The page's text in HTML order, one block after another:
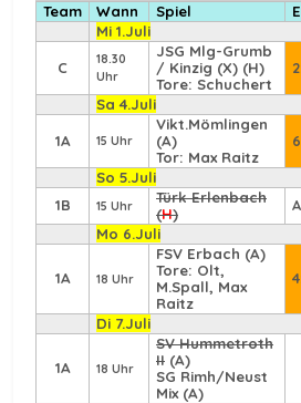
Team Wann Spiel
Mi 1.Juli
C
18.30
Uhr
JSG Mlg-Grumb
/ Kinzig (X) (H)
Tore: Schuchert
Sa 4.Juli
1A 15 Uhr
Vikt.Mömlingen
(A)
Tor: Max Raitz
So 5.Juli
1B
15 Uhr
Türk Erlenbach
(H)
Mo 6.Juli
1A 18 Uhr
FSV Erbach (A)
Tore: Olt,
M.Spall, Max
Raitz
Di 7.Juli
1A 18 Uhr
SV Hummetroth
II (A)
SG Rimh/Neust
Mix (A)